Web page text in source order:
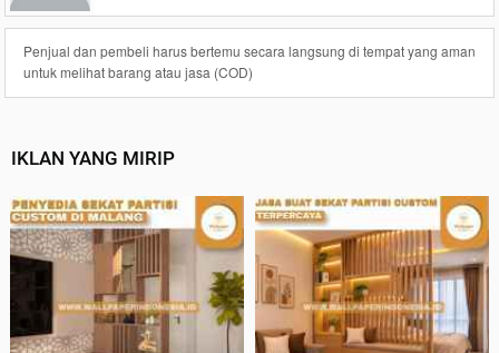
Penjual dan pembeli harus bertemu secara langsung di tempat yang aman
untuk melihat barang atau jasa (COD)
IKLAN YANG MIRIP